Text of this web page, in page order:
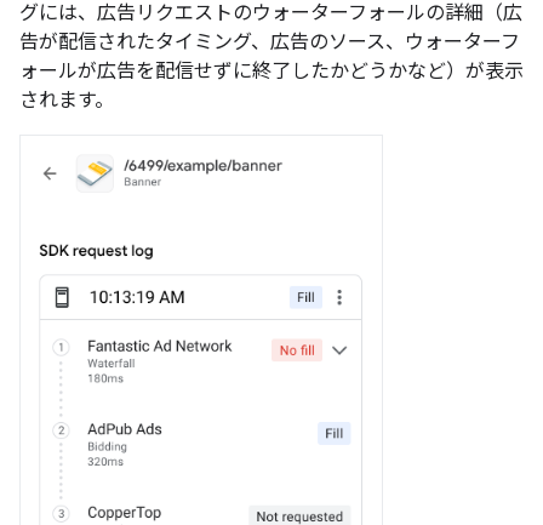
グには、広告リクエストのウォーターフォールの詳細（広
告が配信されたタイミング、広告のソース、ウォーターフ
ォールが広告を配信せずに終了したかどうかなど）が表示
されます。